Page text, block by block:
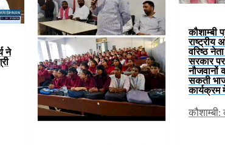
ने
कौशाम्बी
राष्ट्रीय
वरिष्ठ
सरकार
नौजवानों
सकती